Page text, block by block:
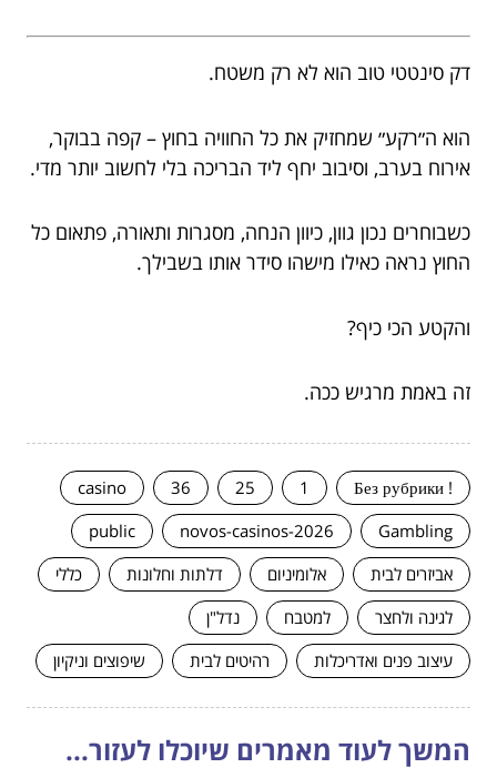
דק סינטטי טוב הוא לא רק משטח.
הוא ה״רקע״ שמחזיק את כל החוויה בחוץ – קפה בבוקר,
אירוח בערב, וסיבוב יחף ליד הבריכה בלי לחשוב יותר מדי.
כשבוחרים נכון גוון, כיוון הנחה, מסגרות ותאורה, פתאום כל
החוץ נראה כאילו מישהו סידר אותו בשבילך.
והקטע הכי כיף?
זה באמת מרגיש ככה.
! Без рубрики
1
25
36
casino
Gambling
novos-casinos-2026
public
אביזרים לבית
אלומיניום דלתות וחלונות
כללי
לגינה ולחצר
למטבח
נדל"ן
עיצוב פנים ואדריכלות
רהיטים לבית שיפוצים וניקיון
המשך לעוד מאמרים שיוכלו לעזור...